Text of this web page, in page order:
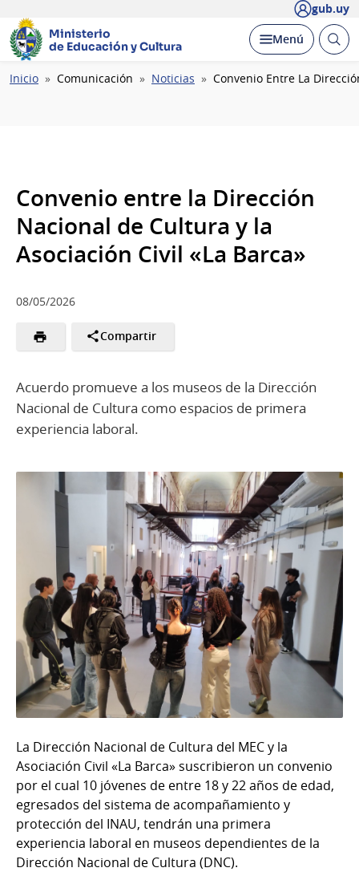
gub.uy
Ministerio
de Educación y Cultura
Desplegar
Menú Abrir
Ruta
Inicio Comunicación Noticias Convenio Entre La
Convenio entre la Dirección
Nacional de Cultura y la
Asociación Civil «La Barca»
08/05/2026
Compartir
Acuerdo promueve a los museos de la Dirección
Nacional de Cultura como espacios de primera
experiencia laboral.
La Dirección Nacional de Cultura del MEC y la
Asociación Civil «La Barca» suscribieron un convenio
por el cual 10 jóvenes de entre 18 y 22 años de edad,
egresados del sistema de acompañamiento y
protección del INAU, tendrán una primera
experiencia laboral en museos dependientes de la
Dirección Nacional de Cultura (DNC).